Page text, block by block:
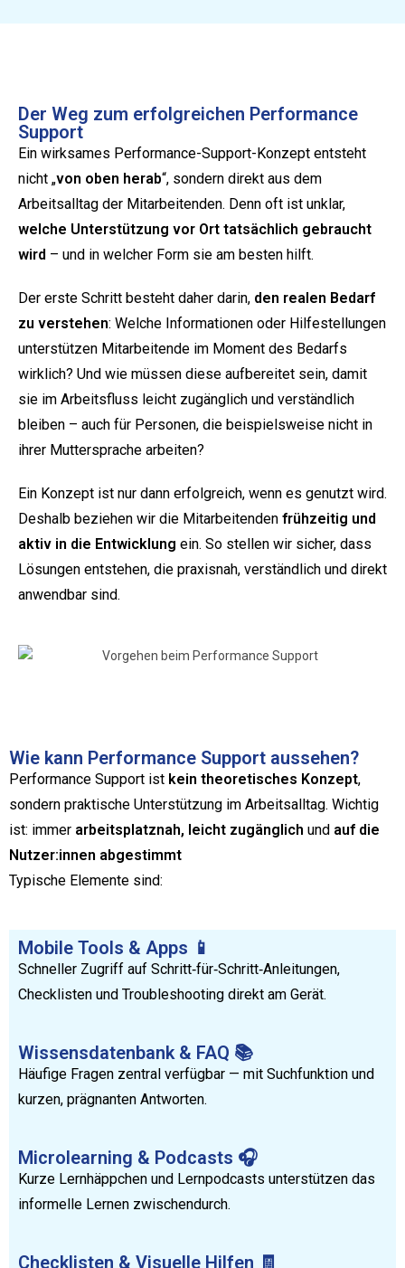
Der Weg zum erfolgreichen Performance
Support
Ein wirksames Performance-Support-Konzept entsteht
nicht „von oben herab“, sondern direkt aus dem
Arbeitsalltag der Mitarbeitenden. Denn oft ist unklar,
welche Unterstützung vor Ort tatsächlich gebraucht
wird – und in welcher Form sie am besten hilft.
Der erste Schritt besteht daher darin, den realen Bedarf
zu verstehen: Welche Informationen oder Hilfestellungen
unterstützen Mitarbeitende im Moment des Bedarfs
wirklich? Und wie müssen diese aufbereitet sein, damit
sie im Arbeitsfluss leicht zugänglich und verständlich
bleiben – auch für Personen, die beispielsweise nicht in
ihrer Muttersprache arbeiten?
Ein Konzept ist nur dann erfolgreich, wenn es genutzt wird.
Deshalb beziehen wir die Mitarbeitenden frühzeitig und
aktiv in die Entwicklung ein. So stellen wir sicher, dass
Lösungen entstehen, die praxisnah, verständlich und direkt
anwendbar sind.
Wie kann Performance Support aussehen?
Performance Support ist kein theoretisches Konzept,
sondern praktische Unterstützung im Arbeitsalltag. Wichtig
ist: immer arbeitsplatznah, leicht zugänglich und auf die
Nutzer:innen abgestimmt
Typische Elemente sind:
Mobile Tools & Apps 📱
Schneller Zugriff auf Schritt‑für‑Schritt‑Anleitungen,
Checklisten und Troubleshooting direkt am Gerät.
Wissensdatenbank & FAQ 📚
Häufige Fragen zentral verfügbar — mit Suchfunktion und
kurzen, prägnanten Antworten.
Microlearning & Podcasts 🎧
Kurze Lernhäppchen und Lernpodcasts unterstützen das
informelle Lernen zwischendurch.
Checklisten & Visuelle Hilfen 🧾